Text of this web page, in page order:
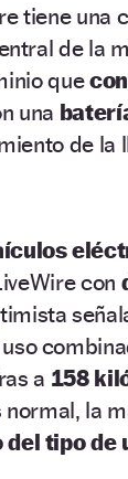
tiene una
de la
que
una
de la
con
a 158
normal, la
del tipo de